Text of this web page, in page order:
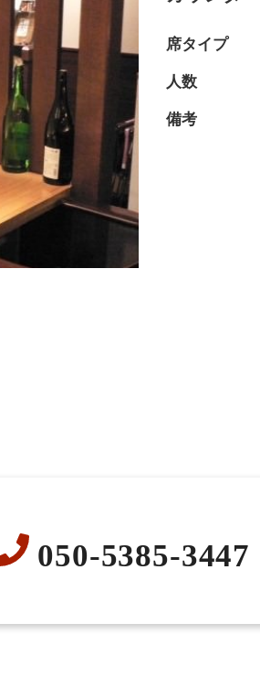
席タイプ
人数
備考
050-5385-3447